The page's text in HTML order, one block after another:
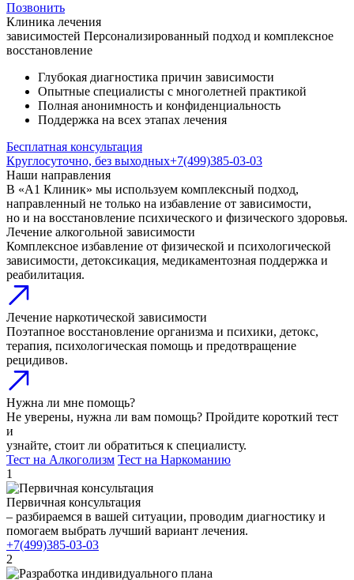
Позвонить
Клиника лечения
зависимостей Персонализированный подход и комплексное
восстановление
Глубокая диагностика причин зависимости
Опытные специалисты с многолетней практикой
Полная анонимность и конфиденциальность
Поддержка на всех этапах лечения
Бесплатная консультация
Круглосуточно, без выходных+7(499)385-03-03
Наши направления
В «А1 Клиник» мы используем комплексный подход,
направленный не только на избавление от зависимости,
но и на восстановление психического и физического здоровья.
Лечение алкогольной зависимости
Комплексное избавление от физической и психологической
зависимости, детоксикация, медикаментозная поддержка и
реабилитация.
Лечение наркотической зависимости
Поэтапное восстановление организма и психики, детокс,
терапия, психологическая помощь и предотвращение
рецидивов.
Нужна ли мне помощь?
Не уверены, нужна ли вам помощь? Пройдите короткий тест
и
узнайте, стоит ли обратиться к специалисту.
Тест на Алкоголизм Тест на Наркоманию
1
Первичная консультация
– разбираемся в вашей ситуации, проводим диагностику и
помогаем выбрать лучший вариант лечения.
+7(499)385-03-03
2